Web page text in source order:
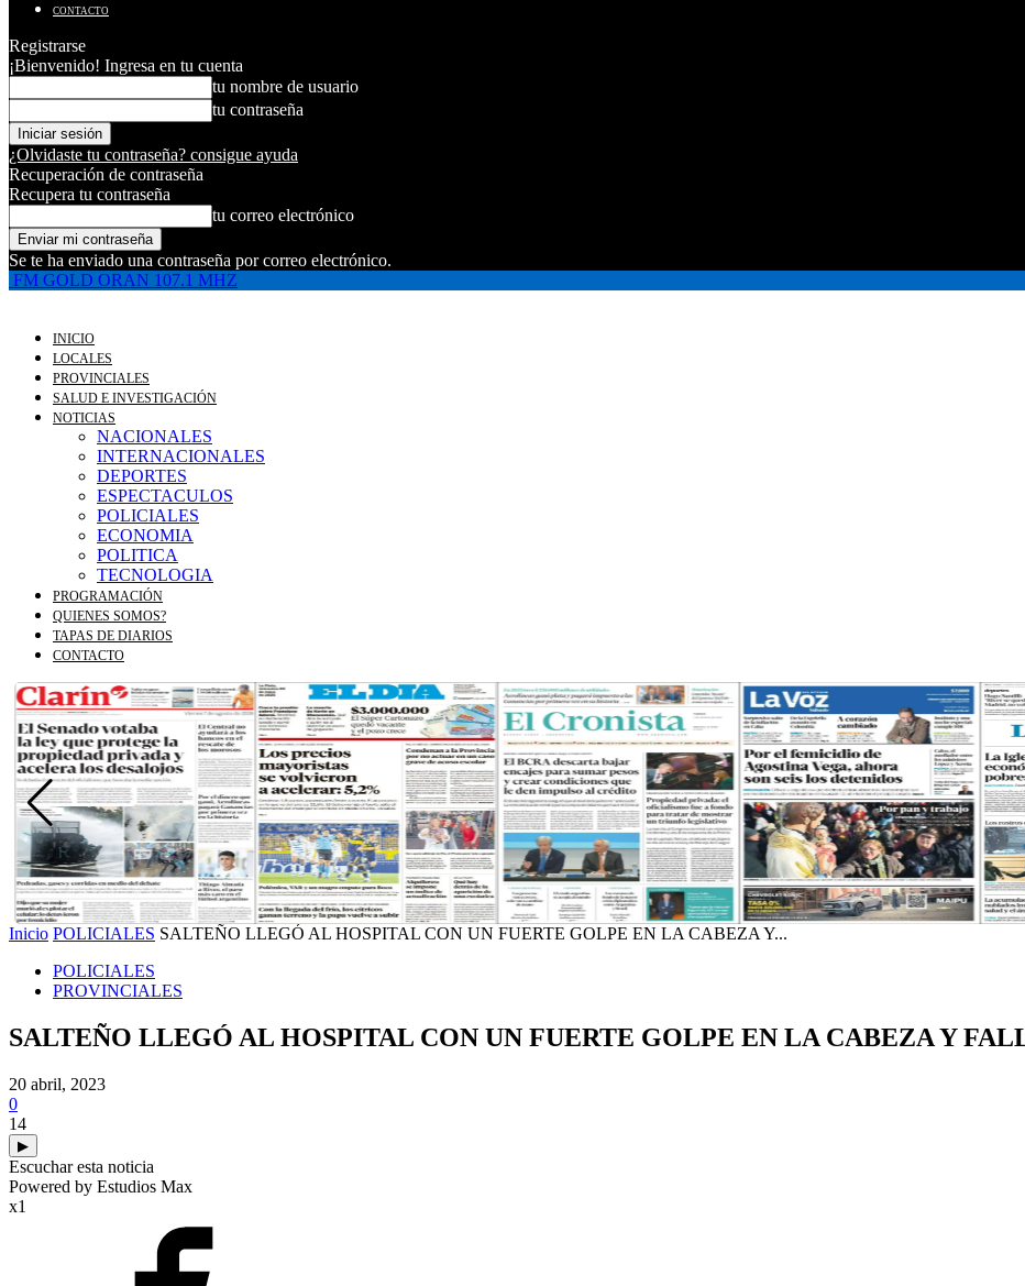
CONTACTO
Registrarse
¡Bienvenido! Ingresa en tu cuenta
tu nombre de usuario
tu contraseña
¿Olvidaste tu contraseña? consigue ayuda
Recuperación de contraseña
Recupera tu contraseña
tu correo electrónico
Se te ha enviado una contraseña por correo electrónico.
FM GOLD ORAN 107.1 MHZ
INICIO
LOCALES
PROVINCIALES
SALUD E INVESTIGACIÓN
NOTICIAS
NACIONALES
INTERNACIONALES
DEPORTES
ESPECTACULOS
POLICIALES
ECONOMIA
POLITICA
TECNOLOGIA
PROGRAMACIÓN
QUIENES SOMOS?
TAPAS DE DIARIOS
CONTACTO
Inicio POLICIALES SALTEÑO LLEGÓ AL HOSPITAL CON UN FUERTE GOLPE EN LA CABEZA Y...
POLICIALES
PROVINCIALES
SALTEÑO LLEGÓ AL HOSPITAL CON UN FUERTE GOLPE EN LA CABEZA Y
20 abril, 2023
0
14
▶
Escuchar esta noticia
Powered by Estudios Max
x1